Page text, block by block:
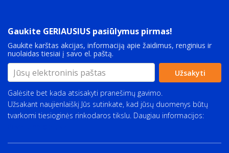
Gaukite GERIAUSIUS pasiūlymus pirmas!
Gaukite karštas akcijas, informaciją apie žaidimus, renginius ir
nuolaidas tiesiai į savo el. paštą.
Užsakyti
Galėsite bet kada atsisakyti pranešimų gavimo.
Užsakant naujienlaiškį Jūs sutinkate, kad jūsų duomenys būtų
tvarkomi tiesioginės rinkodaros tikslu. Daugiau informacijos: